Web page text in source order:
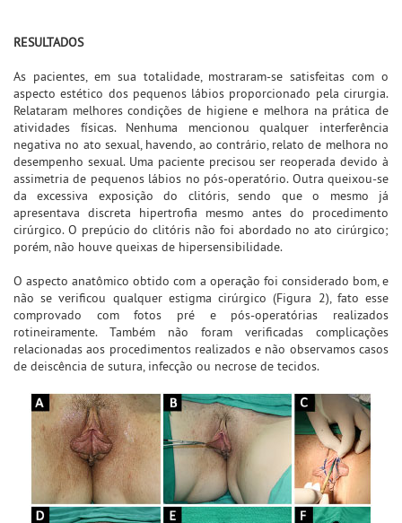
RESULTADOS
As pacientes, em sua totalidade, mostraram-se satisfeitas com o
aspecto estético dos pequenos lábios proporcionado pela cirurgia.
Relataram melhores condições de higiene e melhora na prática de
atividades físicas. Nenhuma mencionou qualquer interferência
negativa no ato sexual, havendo, ao contrário, relato de melhora no
desempenho sexual. Uma paciente precisou ser reoperada devido à
assimetria de pequenos lábios no pós-operatório. Outra queixou-se
da excessiva exposição do clitóris, sendo que o mesmo já
apresentava discreta hipertrofia mesmo antes do procedimento
cirúrgico. O prepúcio do clitóris não foi abordado no ato cirúrgico;
porém, não houve queixas de hipersensibilidade.
O aspecto anatômico obtido com a operação foi considerado bom, e
não se verificou qualquer estigma cirúrgico (Figura 2), fato esse
comprovado com fotos pré e pós-operatórias realizados
rotineiramente. Também não foram verificadas complicações
relacionadas aos procedimentos realizados e não observamos casos
de deiscência de sutura, infecção ou necrose de tecidos.